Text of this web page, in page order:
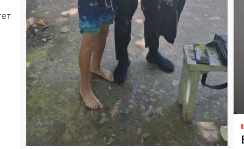
ОБЩЕСТВО 06. 08 .2026 16: 54
Инспектор в Ташкенте спас
тонувшего 13-летнего